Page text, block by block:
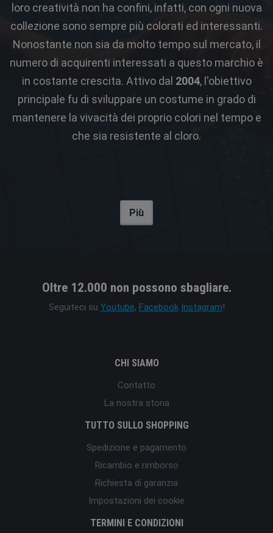
loro creatività non ha confini, infatti, con ogni nuova
collezione sono sempre più colorati ed interessanti.
Nonostante non sia da molto tempo sul mercato, il
numero di acquirenti interessati a questo marchio è
in costante crescita. Attivo dal 2004, l'obiettivo
principale fu di sviluppare un costume in grado di
mantenere la vivacità dei proprio colori nel tempo e
che sia resistente al cloro.
Più
Oltre 12.000 non possono sbagliare.
Seguiteci su Youtube, Facebook Instagram!
CHI SIAMO
Contatto
La nostra storia
TUTTO SULLO SHOPPING
Spedizione e pagamento
Ricambio e rimborso
Richiesta di garanzia
Impostazioni dei cookie
TERMINI E CONDIZIONI